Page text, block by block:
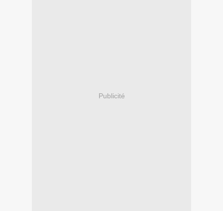
Publicité